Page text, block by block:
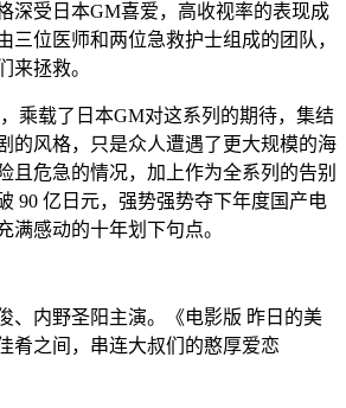
深受日本GM喜爱，高收视率的表现成
三位医师和两位急救护士组成的团队，
来拯救。
，乘载了日本GM对这系列的期待，集结
的风格，只是众人遭遇了更大规模的海
且危急的情况，加上作为全系列的告别
90 亿日元，强势强势夺下年度国产电
满感动的十年划下句点。
、内野圣阳主演。《电影版 昨日的美
肴之间，串连大叔们的憨厚爱恋